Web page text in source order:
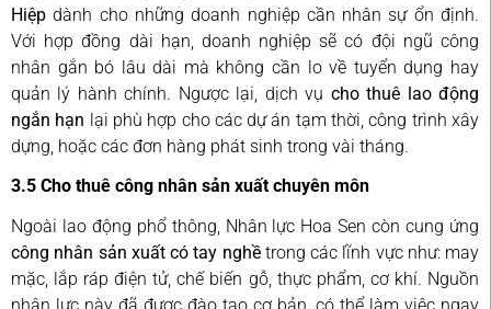
Hiệp dành cho những doanh nghiệp cần nhân sự ổn định.
Với hợp đồng dài hạn, doanh nghiệp sẽ có đội ngũ công
nhân gắn bó lâu dài mà không cần lo về tuyển dụng hay
quản lý hành chính. Ngược lại, dịch vụ cho thuê lao động
ngắn hạn lại phù hợp cho các dự án tạm thời, công trình xây
dựng, hoặc các đơn hàng phát sinh trong vài tháng.
3.5 Cho thuê công nhân sản xuất chuyên môn
Ngoài lao động phổ thông, Nhân lực Hoa Sen còn cung ứng
công nhân sản xuất có tay nghềtrong các lĩnh vực như: may
mặc, lắp ráp điện tử, chế biến gỗ, thực phẩm, cơ khí. Nguồn